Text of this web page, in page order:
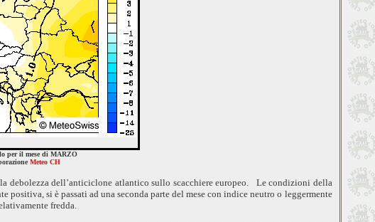
per il mese di MARZO
Meteo CH
debolezza dell’anticiclone atlantico sullo scacchiere europeo. Le condizioni della
si è passati ad una seconda parte del mese con indice neutro o leggermente
fredda.